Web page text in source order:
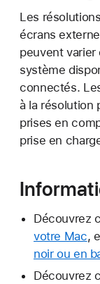
Les
écrans
peuvent
système
connectés.
à la résolution
prises en
prise en
Découvrez
votre Mac,
noir ou en
Découvrez